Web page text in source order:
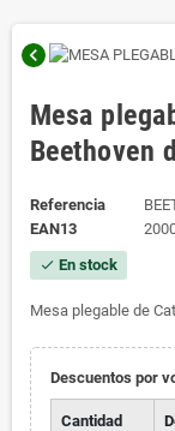
chevron_left
Mesa
Beethoven
Referencia
EAN13
check En stock
Mesa plegable de
Descuentos por
Cantidad